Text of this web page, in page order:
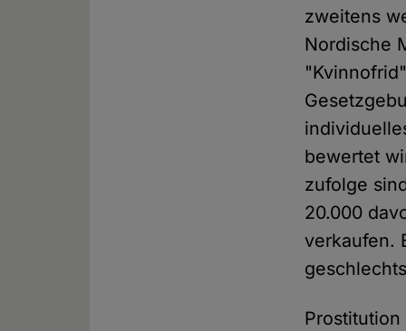
zweitens
Nordische
bewertet
zufolge
20.000
verkaufen.